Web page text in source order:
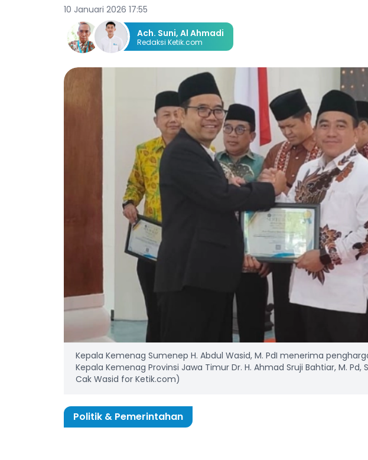
10 Januari 2026 17:55
Ach. Suni, Al Ahmadi
Redaksi Ketik.com
Kepala Kemenag Sumenep H. Abdul Wasid, M. PdI menerima
Kepala Kemenag Provinsi Jawa Timur Dr. H. Ahmad Sruji Bahtiar, M. Pd,
Cak Wasid for Ketik.com)
Politik & Pemerintahan